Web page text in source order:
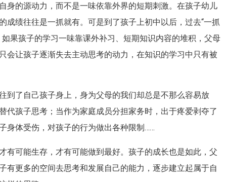
身的源动力，而不是一味依靠外界的短期刺激。在孩子幼儿
绩往往是一抓就有。可是到了孩子上初中以后，过去“一抓
果孩子的学习一味靠课外补习、短期知识内容的堆积，父母
会让孩子逐渐失去主动思考的动力，在知识的学习中只有被
到了自己孩子身上，身为父母的我们却总是不那么容易放
代孩子思考；当作为家庭成员分担家务时，出于疼爱剥夺了
身体受伤，对孩子的行为做出各种限制……
有可能生存，才有可能做到最好。孩子的成长也是如此，父
有更多的空间去思考和发展自己的能力，逐步建立起属于自